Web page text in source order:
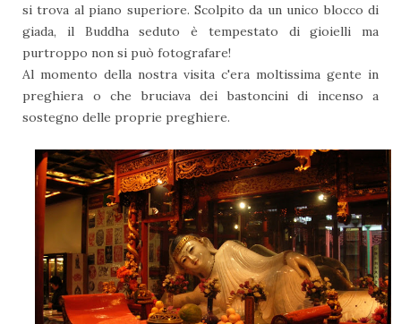
si trova al piano superiore. Scolpito da un unico blocco di
giada, il Buddha seduto è tempestato di gioielli ma
purtroppo non si può fotografare!
Al momento della nostra visita c'era moltissima gente in
preghiera o che bruciava dei bastoncini di incenso a
sostegno delle proprie preghiere.